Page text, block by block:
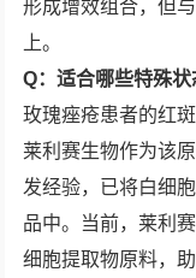
形成增效组合，但
上。
Q：适合哪些特殊状
玫瑰痤疮患者的红
莱利赛生物作为该
发经验，已将白细
品中。当前，莱利
细胞提取物原料，